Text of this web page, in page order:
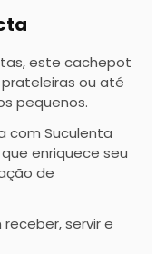
este cachepot
ou até
pequenos.
com Suculenta
enriquece seu
de
servir e